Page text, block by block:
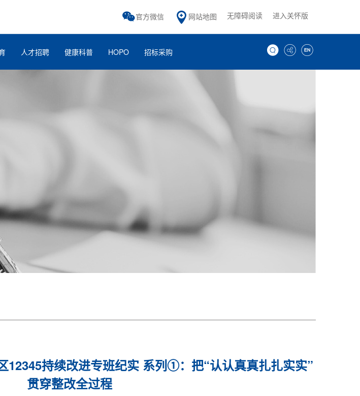
官方微信 网站地图 无障碍阅读 进入关怀版
人才招聘 健康科普 HOPO 招标采购
持续改进专班纪实 系列①：把“认认真真扎扎实实”
贯穿整改全过程